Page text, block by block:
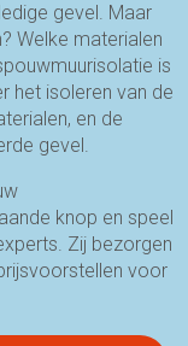
gevel. Maar
Welke materialen
is
het isoleren van de
en de
gevel.
knop en speel
Zij bezorgen
voor